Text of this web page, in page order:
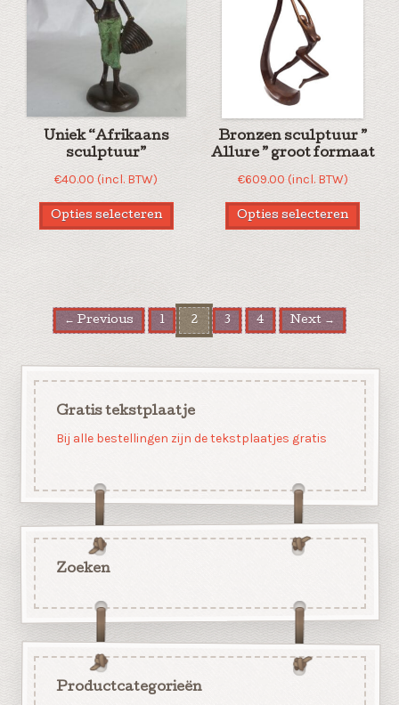
Uniek “Afrikaans
sculptuur”
€40.00 (incl. BTW)
Opties selecteren
Bronzen sculptuur ”
Allure ” groot formaat
€609.00 (incl. BTW)
Opties selecteren
← Previous 1 2 3 4 Next →
Gratis tekstplaatje
Bij alle bestellingen zijn de tekstplaatjes gratis
Zoeken
Productcategorieën